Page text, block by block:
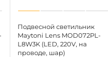
Подвесной светильник
Maytoni Lens MOD072PL-
L8W3K (LED, 220V, на
проводе, шар)